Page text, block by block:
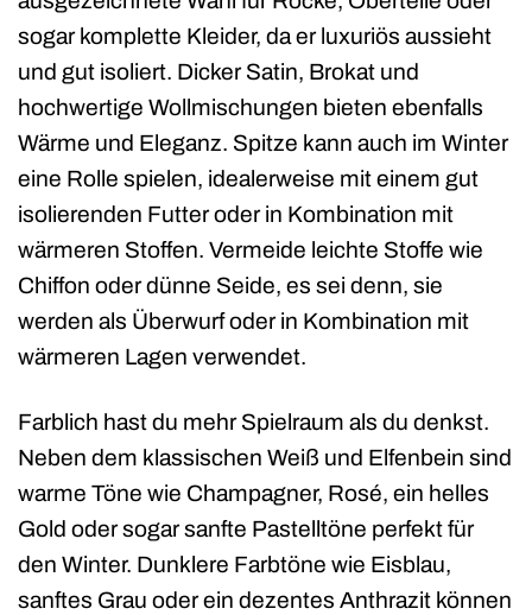
sogar komplette Kleider, da er luxuriös aussieht
und gut isoliert. Dicker Satin, Brokat und
hochwertige Wollmischungen bieten ebenfalls
Wärme und Eleganz. Spitze kann auch im Winter
eine Rolle spielen, idealerweise mit einem gut
isolierenden Futter oder in Kombination mit
wärmeren Stoffen. Vermeide leichte Stoffe wie
Chiffon oder dünne Seide, es sei denn, sie
werden als Überwurf oder in Kombination mit
wärmeren Lagen verwendet.
Farblich hast du mehr Spielraum als du denkst.
Neben dem klassischen Weiß und Elfenbein sind
warme Töne wie Champagner, Rosé, ein helles
Gold oder sogar sanfte Pastelltöne perfekt für
den Winter. Dunklere Farbtöne wie Eisblau,
sanftes Grau oder ein dezentes Anthrazit können